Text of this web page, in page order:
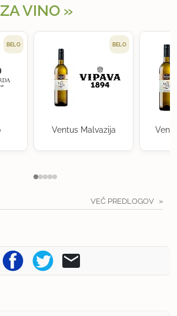
VINO
BELO BELO
Ventus Malvazija
VEČ PREDLOGOV